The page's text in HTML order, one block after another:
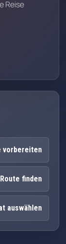
Reise
vorbereiten
Route finden
auswählen